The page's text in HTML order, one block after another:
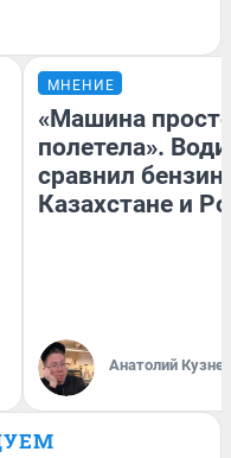
МНЕНИЕ
«Машина
полетела».
сравнил бензин
Казахстане и
Анатолий